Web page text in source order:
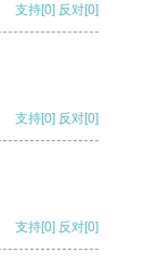
支持[0] 反对[0]
支持[0] 反对[0]
支持[0] 反对[0]